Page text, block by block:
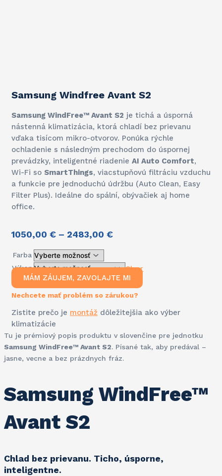
Samsung Windfree Avant S2
Samsung WindFree™ Avant S2 je tichá a úsporná
nástenná klimatizácia, ktorá chladí bez prievanu
vďaka tisícom mikro-otvorov. Ponúka rýchle
ochladenie s následným prechodom do úspornej
prevádzky, inteligentné riadenie AI Auto Comfort,
Wi-Fi so SmartThings, viacstupňovú filtráciu vzduchu
a funkcie pre jednoduchú údržbu (Auto Clean, Easy
Filter Plus). Ideálne do spální, obývačiek aj home
office.
1050,00 € – 2483,00 €
Farba
Výkon
Clear
MÁM ZÁUJEM, ZAVOLAJTE MI
Nechcete mať problém so zárukou?
Zistite prečo je montáž dôležitejšia ako výber
klimatizácie
Tu je prémiový popis produktu v slovenčine pre jednotku
Samsung WindFree™ Avant S2. Písané tak, aby predával –
jasne, vecne a bez prázdnych fráz.
Samsung WindFree™
Avant S2
Chlad bez prievanu. Ticho, úsporne,
inteligentne.